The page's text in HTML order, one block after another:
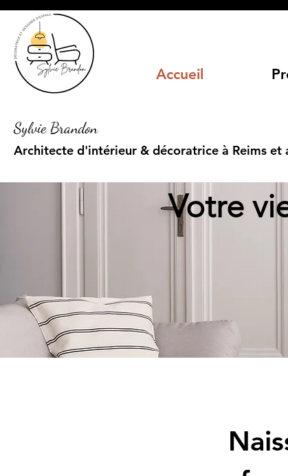
Sylvie Brandon
Architecte d'intérieur & décoratrice à Reims et
Accueil
5
Votre